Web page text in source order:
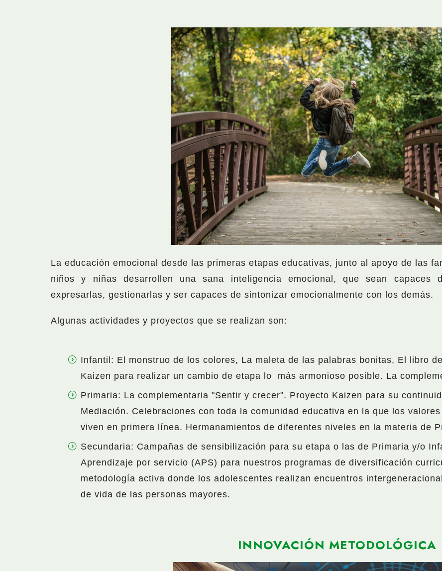
La educación emocional desde las primeras etapas educativas, junto al apoyo de las
niños y niñas desarrollen una sana inteligencia emocional, que sean capaces
expresarlas, gestionarlas y ser capaces de sintonizar emocionalmente con los demás.
Algunas actividades y proyectos que se realizan son:
Infantil: El monstruo de los colores, La maleta de las palabras bonitas, El libro
Kaizen para realizar un cambio de etapa lo más armonioso posible. La
Primaria: La complementaria "Sentir y crecer". Proyecto Kaizen para su
Mediación. Celebraciones con toda la comunidad educativa en la que los
viven en primera línea. Hermanamientos de diferentes niveles en la materia de
Secundaria: Campañas de sensibilización para su etapa o las de Primaria y/o
Aprendizaje por servicio (APS) para nuestros programas de diversificación
metodología activa donde los adolescentes realizan encuentros
de vida de las personas mayores.
INNOVACIÓN METODOLÓGICA